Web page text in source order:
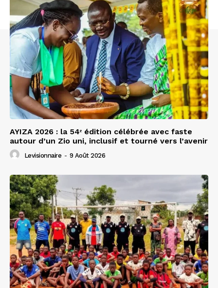
AYIZA 2026 : la 54ᵉ édition célébrée avec faste
autour d’un Zio uni, inclusif et tourné vers l’avenir
Levisionnaire - 9 Août 2026